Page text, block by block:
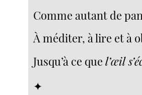
Comme autant de
À méditer, à lire et à
Jusqu’à ce quel’œil
✦